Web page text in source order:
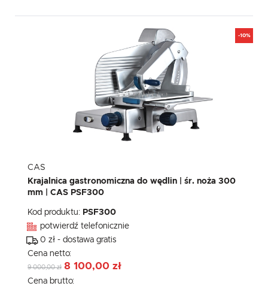
-10%
CAS
Krajalnica gastronomiczna do wędlin | śr. noża 300
mm | CAS PSF300
Kod produktu: PSF300
potwierdź telefonicznie
0 zł - dostawa gratis
Cena netto:
9 000,00 zł 8 100,00 zł
Cena brutto: